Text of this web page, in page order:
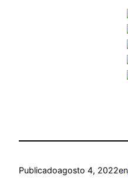
Publicadoagosto 4, 2022en